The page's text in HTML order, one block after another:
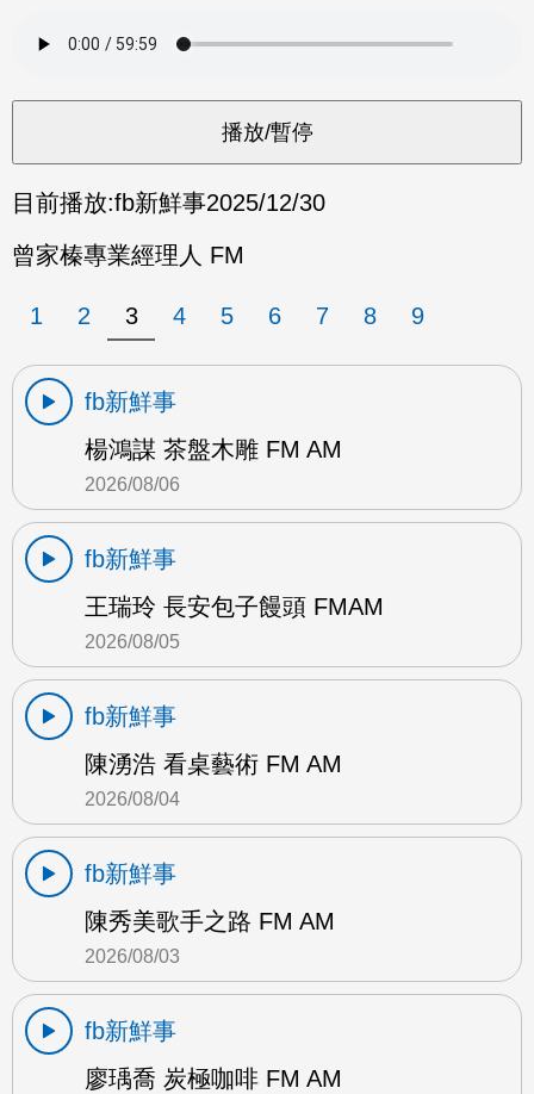
目前播放:fb新鮮事2025/12/30
曾家榛專業經理人 FM
1 2 3 4 5 6 7 8 9
fb新鮮事
楊鴻謀 茶盤木雕 FM AM
2026/08/06
fb新鮮事
王瑞玲 長安包子饅頭 FMAM
2026/08/05
fb新鮮事
陳湧浩 看桌藝術 FM AM
2026/08/04
fb新鮮事
陳秀美歌手之路 FM AM
2026/08/03
fb新鮮事
廖瑀喬 炭極咖啡 FM AM